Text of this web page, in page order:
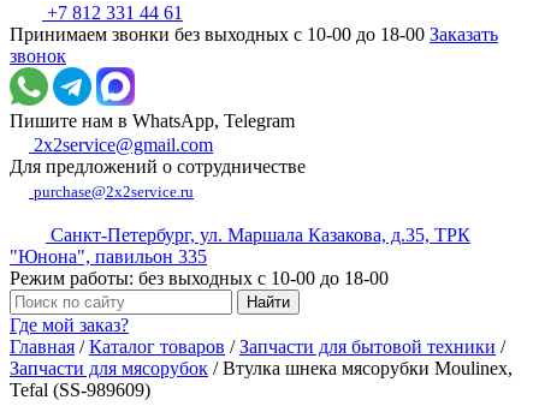
+7 812 331 44 61
Принимаем звонки без выходных с 10-00 до 18-00 Заказать
звонок
Пишите нам в WhatsApp, Telegram
2x2service@gmail.com
Для предложений о сотрудничестве
purchase@2x2service.ru
Санкт-Петербург, ул. Маршала Казакова, д.35, ТРК
"Юнона", павильон 335
Режим работы: без выходных с 10-00 до 18-00
Где мой заказ?
Главная /Каталог товаров /Запчасти для бытовой техники /
Запчасти для мясорубок /Втулка шнека мясорубки Moulinex,
Tefal (SS-989609)